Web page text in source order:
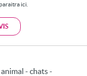
ici.
- chats -